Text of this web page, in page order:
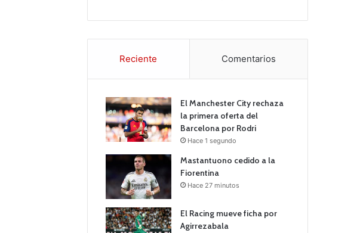
Reciente Comentarios
El Manchester City rechaza
la primera oferta del
Barcelona por Rodri
Hace 1 segundo
Mastantuono cedido a la
Fiorentina
Hace 27 minutos
El Racing mueve ficha por
Agirrezabala